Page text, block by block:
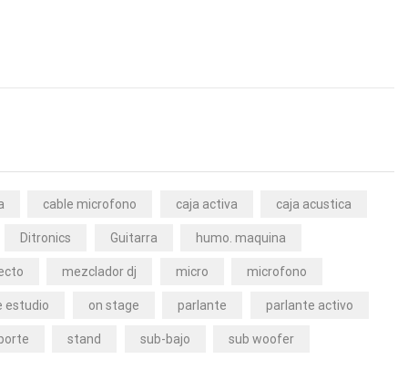
cable microfono caja activa caja acustica
Ditronics Guitarra humo. maquina
mezclador dj micro microfono
estudio on stage parlante parlante activo
stand sub-bajo sub woofer